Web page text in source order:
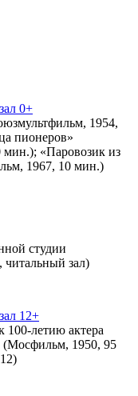
0+
1954,
пионеров»
«Паровозик из
1967, 10 мин.)
студии
зал)
12+
летию актера
(Мосфильм, 1950, 95